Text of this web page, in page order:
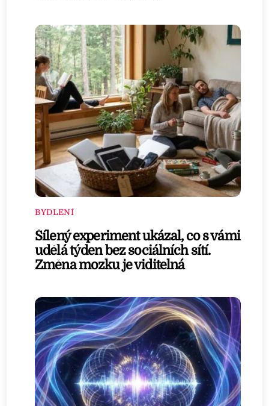
BYDLENÍ
Šílený experiment ukázal, co s vámi
udělá týden bez sociálních sítí.
Změna mozku je viditelná